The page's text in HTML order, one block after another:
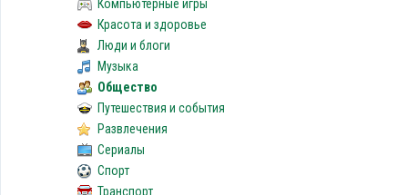
Компьютерные игры
Красота и здоровье
Люди и блоги
Музыка
Общество
Путешествия и события
Развлечения
Сериалы
Спорт
Транспорт